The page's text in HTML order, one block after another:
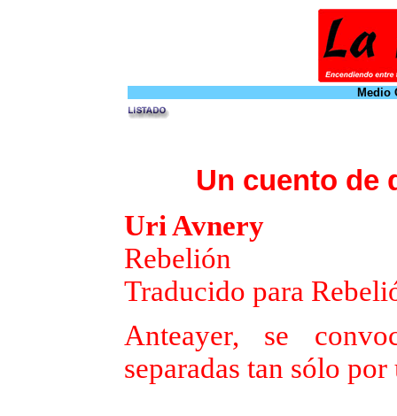
Medio
Un cuento de
Uri Avnery
Rebelión
Traducido para
Anteayer, se
separadas tan sólo